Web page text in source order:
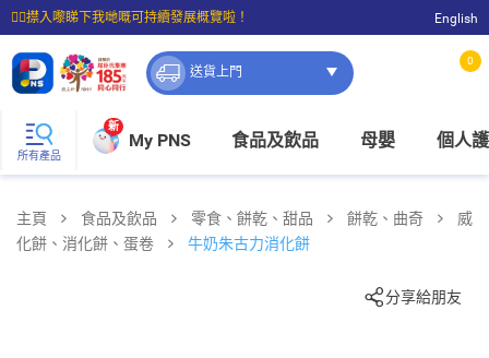
☝🏼㩒入嚟睇下我哋嘅可持續發展概覽啦！
⭐購物滿$399即享免費送貨；滿$100即可免費店取。
English
送貨上門
0
所有產品
新
My PNS 食品及飲品 母嬰 個人
主頁 食品及飲品 零食、餅乾、甜品 餅乾、曲奇
威
化餅、消化餅、蛋卷
牛奶朱古力消化餅
分享給朋友